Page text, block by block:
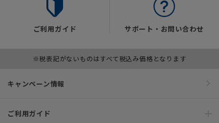
ご利用ガイド サポート・お問い合わせ
※税表記がないものはすべて税込み価格となります
キャンペーン情報
ご利用ガイド